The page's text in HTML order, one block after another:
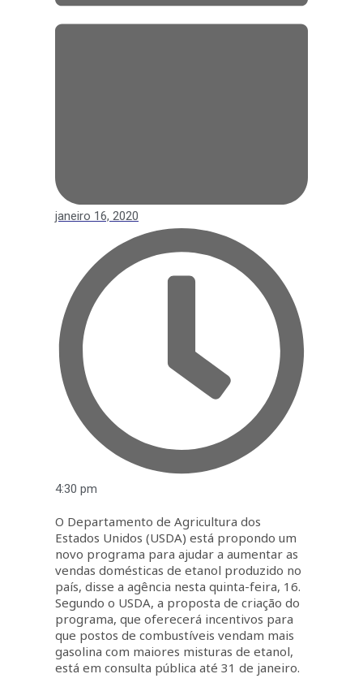
janeiro 16, 2020
4:30 pm
O Departamento de Agricultura dos
Estados Unidos (USDA) está propondo um
novo programa para ajudar a aumentar as
vendas domésticas de etanol produzido no
país, disse a agência nesta quinta-feira, 16.
Segundo o USDA, a proposta de criação do
programa, que oferecerá incentivos para
que postos de combustíveis vendam mais
gasolina com maiores misturas de etanol,
está em consulta pública até 31 de janeiro.